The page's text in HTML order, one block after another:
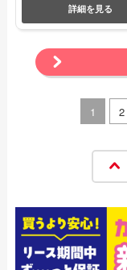
詳細を見る
1 2